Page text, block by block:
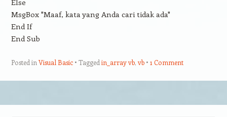
MsgBox "Maaf, kata yang Anda cari tidak ada"
End If
End Sub
Posted in Visual Basic Tagged in_array vb,vb 1 Comment